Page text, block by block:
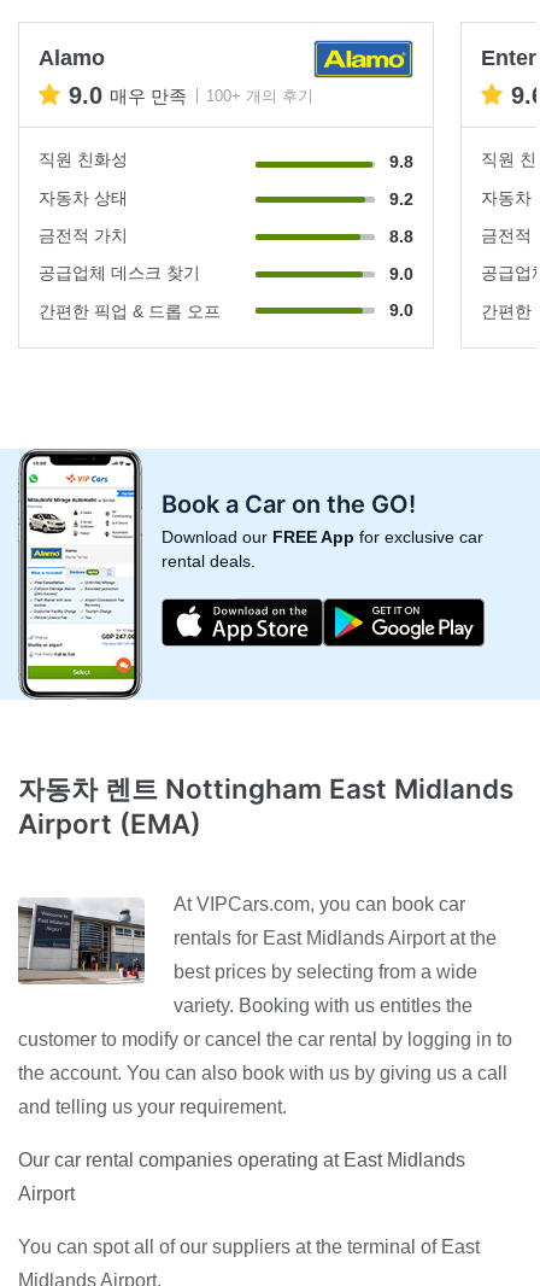
Alamo
9.0 매우 만족 100+ 개의 후기
직원 친화성
9.8
자동차 상태
9.2
금전적 가치
8.8
공급업체 데스크 찾기
9.0
간편한 픽업 & 드롭 오프
9.0
직원
자동차
금전적
공급업
간편한
Book a Car on the GO!
Download our FREE App for exclusive car
rental deals.
자동차 렌트 Nottingham East Midlands
Airport (EMA)
At VIPCars.com, you can book car
rentals for East Midlands Airport at the
best prices by selecting from a wide
variety. Booking with us entitles the
customer to modify or cancel the car rental by logging in to
the account. You can also book with us by giving us a call
and telling us your requirement.
Our car rental companies operating at East Midlands
Airport
You can spot all of our suppliers at the terminal of East
Midlands Airport.